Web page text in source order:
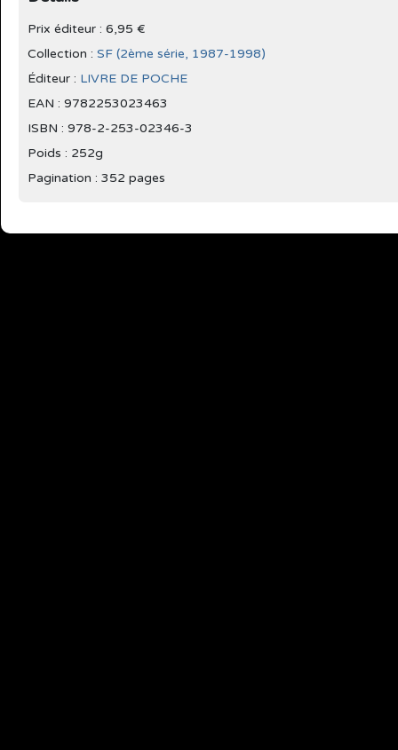
Prix éditeur : 6,95 €
Collection : SF (2ème série, 1987-1998)
Éditeur : LIVRE DE POCHE
EAN : 9782253023463
ISBN : 978-2-253-02346-3
Poids : 252g
Pagination : 352 pages